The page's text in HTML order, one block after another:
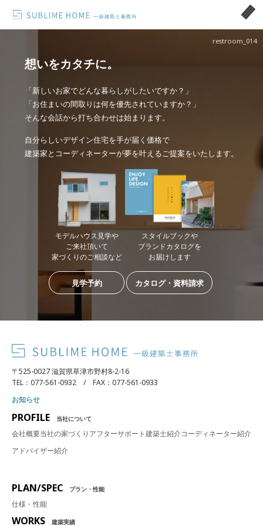
restroom_014
想いをカタチに。
「新しいお家でどんな暮らしがしたいですか？」
「お住まいの間取りは何を優先されていますか？」
そんな会話から打ち合わせは始まります。
自分らしいデザイン住宅を手が届く価格で
建築家とコーディネーターが夢を叶えるご提案をいたします。
モデルハウス見学や
ご来社頂いて
家づくりのご相談など
見学予約
スタイルブックや
ブランドカタログを
お届けします
カタログ・資料請求
〒525-0027 滋賀県草津市野村8-2-16
TEL：077-561-0932 / FAX：077-561-0933
お知らせ
PROFILE 当社について
会社概要当社の家づくり アフターサポート建築士紹介コーディネーター紹介
アドバイザー紹介
PLAN/SPEC プラン・性能
仕様・性能
WORKS 建築実績